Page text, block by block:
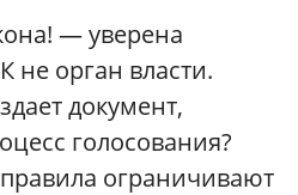
— уверена
не орган власти.
документ,
голосования?
ограничивают